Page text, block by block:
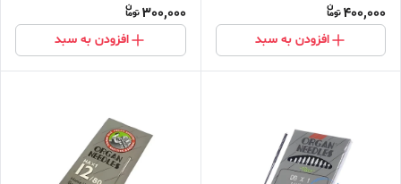
400,000
افزودن به سبد
300,000
افزودن به سبد